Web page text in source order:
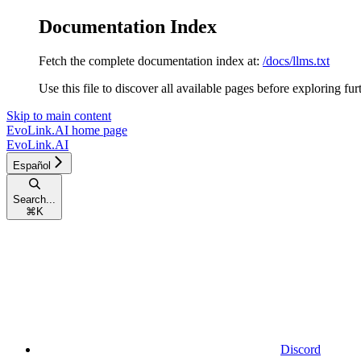
Documentation Index
Fetch the complete documentation index at: /docs/llms.txt
Use this file to discover all available pages before exploring
Skip to main content
EvoLink.AI home page
EvoLink.AI
Español
Search...
⌘ K
Discord